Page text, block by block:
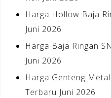
Harga Hollow Baja
Juni 2026
Harga Baja Ringan
Juni 2026
Harga Genteng
Terbaru Juni 2026